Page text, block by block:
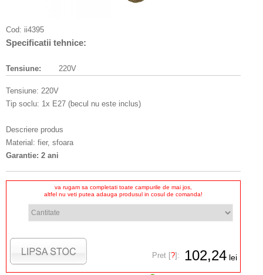
Cod: ii4395
Specificatii tehnice:
Tensiune: 220V
Tensiune: 220V
Tip soclu: 1x E27 (becul nu este inclus)
Descriere produs
Material: fier, sfoara
Garantie: 2 ani
va rugam sa completati toate campurile de mai jos,
altfel nu veti putea adauga produsul in cosul de comanda!
Pret [?]: 102,24 lei